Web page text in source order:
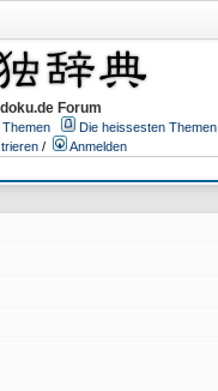
Forum
Die heissesten Themen
/
Anmelden